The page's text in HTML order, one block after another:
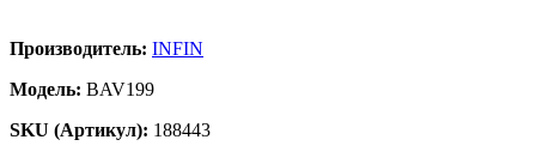
Производитель: INFIN
Модель: BAV199
SKU (Артикул): 188443